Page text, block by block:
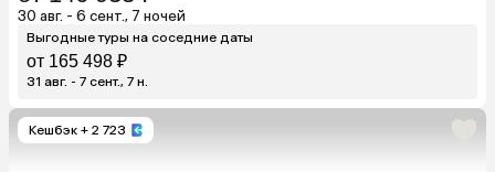
30 авг. - 6 сент., 7 ночей
Выгодные туры на соседние даты
от 165 498 ₽
31 авг. - 7 сент., 7 н.
Кешбэк + 2 723